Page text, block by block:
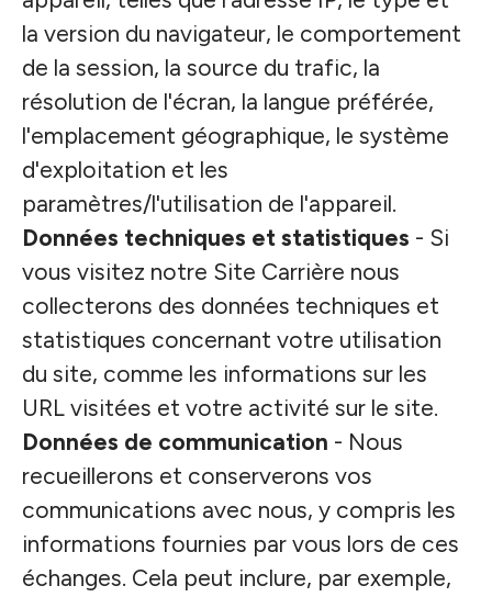
la version du navigateur, le comportement
de la session, la source du trafic, la
résolution de l'écran, la langue préférée,
l'emplacement géographique, le système
d'exploitation et les
paramètres/l'utilisation de l'appareil.
Données techniques et statistiques - Si
vous visitez notre Site Carrière nous
collecterons des données techniques et
statistiques concernant votre utilisation
du site, comme les informations sur les
URL visitées et votre activité sur le site.
Données de communication - Nous
recueillerons et conserverons vos
communications avec nous, y compris les
informations fournies par vous lors de ces
échanges. Cela peut inclure, par exemple,